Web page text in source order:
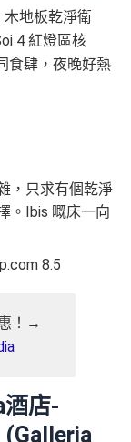
木地板乾淨衛
4 紅燈區核
食肆，夜晚好熱
，只求有個乾淨
。Ibis 嘅床一向
8.5
！→
店-